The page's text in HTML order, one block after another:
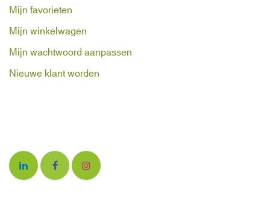
Mijn favorieten
Mijn winkelwagen
Mijn wachtwoord aanpassen
Nieuwe klant worden